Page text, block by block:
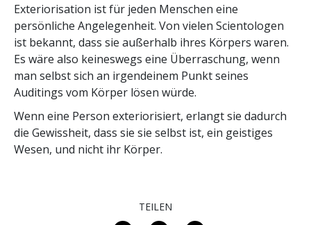
Exteriorisation ist für jeden Menschen eine
persönliche Angelegenheit. Von vielen Scientologen
ist bekannt, dass sie außerhalb ihres Körpers waren.
Es wäre also keineswegs eine Überraschung, wenn
man selbst sich an irgendeinem Punkt seines
Auditings vom Körper lösen würde.
Wenn eine Person exteriorisiert, erlangt sie dadurch
die Gewissheit, dass sie sie selbst ist, ein geistiges
Wesen, und nicht ihr Körper.
TEILEN